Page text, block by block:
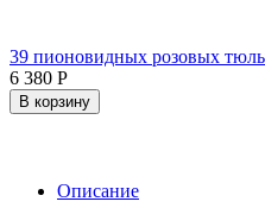
39 пионовидных розовых
6 380 Р
В корзину
Описание